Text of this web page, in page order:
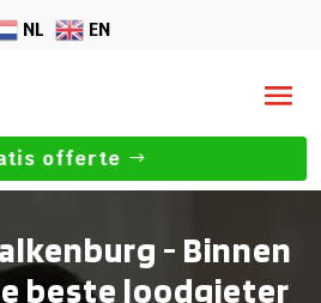
NL EN
offerte
- Binnen
beste loodgieter